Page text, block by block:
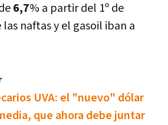
6,7% a partir del 1º de
naftas y el gasoil iban a
UVA: el "nuevo" dólar
que ahora debe juntar